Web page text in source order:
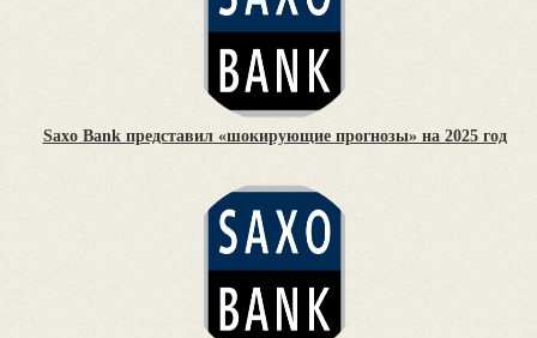
Saxo Bank представил «шокирующие прогнозы» на 2025 год